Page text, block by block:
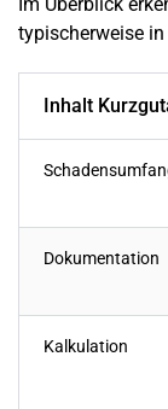
typischerweise
Inhalt
Dokumentation
Kalkulation